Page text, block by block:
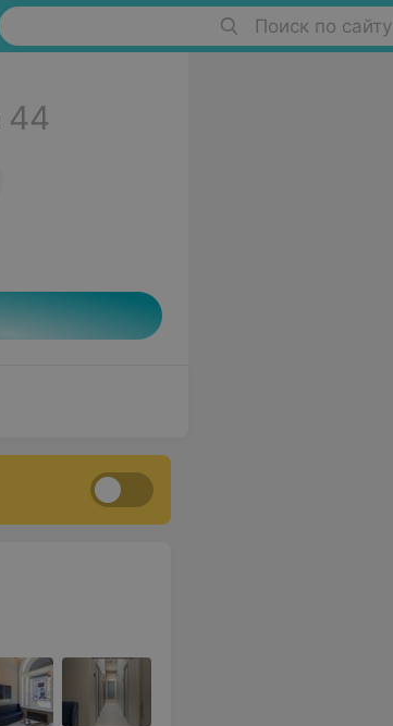
Поиск по сайту
44